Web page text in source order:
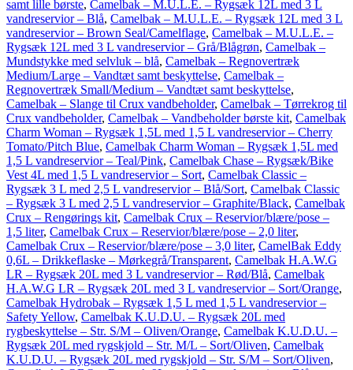
samt lille børste, Camelbak – M.U.L.E. – Rygsæk 12L med 3 L
vandreservior – Blå, Camelbak – M.U.L.E. – Rygsæk 12L med 3 L
vandreservior – Brown Seal/Camelflage, Camelbak – M.U.L.E. –
Rygsæk 12L med 3 L vandreservior – Grå/Blågrøn, Camelbak –
Mundstykke med selvluk – blå, Camelbak – Regnovertræk
Medium/Large – Vandtæt samt beskyttelse, Camelbak –
Regnovertræk Small/Medium – Vandtæt samt beskyttelse,
Camelbak – Slange til Crux vandbeholder, Camelbak – Tørrekrog til
Crux vandbeholder, Camelbak – Vandbeholder børste kit, Camelbak
Charm Woman – Rygsæk 1,5L med 1,5 L vandreservior – Cherry
Tomato/Pitch Blue, Camelbak Charm Woman – Rygsæk 1,5L med
1,5 L vandreservior – Teal/Pink, Camelbak Chase – Rygsæk/Bike
Vest 4L med 1,5 L vandreservior – Sort, Camelbak Classic –
Rygsæk 3 L med 2,5 L vandreservior – Blå/Sort, Camelbak Classic
– Rygsæk 3 L med 2,5 L vandreservior – Graphite/Black, Camelbak
Crux – Rengørings kit, Camelbak Crux – Reservior/blære/pose –
1,5 liter, Camelbak Crux – Reservior/blære/pose – 2,0 liter,
Camelbak Crux – Reservior/blære/pose – 3,0 liter, CamelBak Eddy
0,6L – Drikkeflaske – Mørkegrå/Transparent, Camelbak H.A.W.G
LR – Rygsæk 20L med 3 L vandreservior – Rød/Blå, Camelbak
H.A.W.G LR – Rygsæk 20L med 3 L vandreservior – Sort/Orange,
Camelbak Hydrobak – Rygsæk 1,5 L med 1,5 L vandreservior –
Safety Yellow, Camelbak K.U.D.U. – Rygsæk 20L med
rygbeskyttelse – Str. S/M – Oliven/Orange, Camelbak K.U.D.U. –
Rygsæk 20L med rygskjold – Str. M/L – Sort/Oliven, Camelbak
K.U.D.U. – Rygsæk 20L med rygskjold – Str. S/M – Sort/Oliven,